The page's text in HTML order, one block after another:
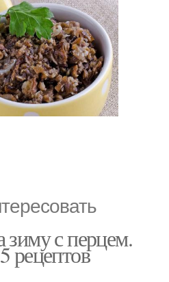
зиму с перцем.
рецептов